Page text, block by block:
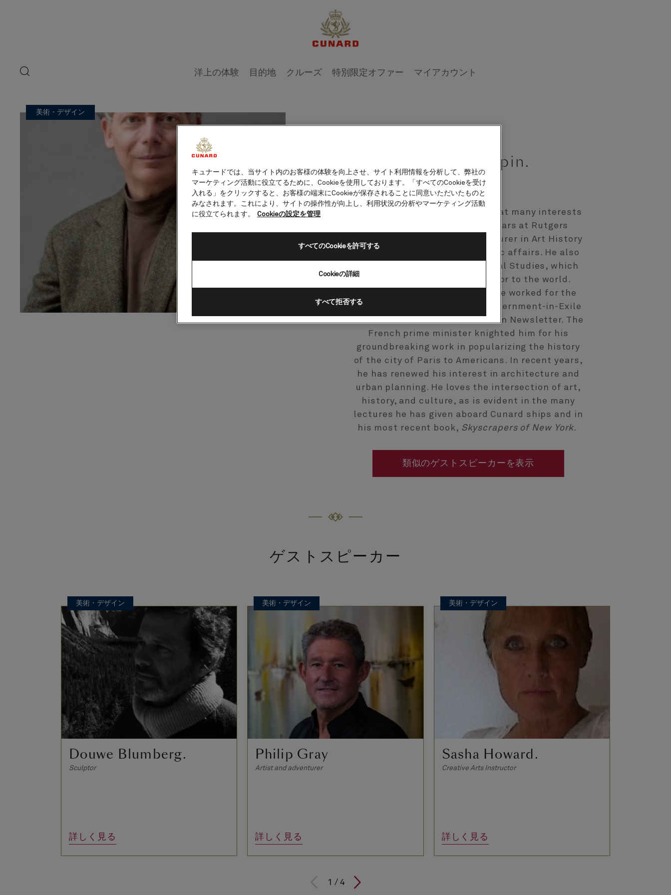
search
button
洋上の体験 目的地 クルーズ 特別限定オファー マイアカウント
美術・デザイン
Dr. Seth Gopin.
Historian
Dr. Seth Gopin is a man of a great many interests
and talents. During his 30 years at Rutgers
University, he was a gifted lecturer in Art History
and a popular dean of academic affairs. He also
served as the Director of Global Studies, which
made him Rutgers’ ambassador to the world.
After his retirement in 2007, he worked for the
Dalai Lama and the Tibetan Government-in-Exile
as editor of their North American Newsletter. The
French prime minister knighted him for his
groundbreaking work in popularizing the history
of the city of Paris to Americans. In recent years,
he has renewed his interest in architecture and
urban planning. He loves the intersection of art,
history, and culture, as is evident in the many
lectures he has given aboard Cunard ships and in
his most recent book, Skyscrapers of New York.
類似のゲストスピーカーを表示
ゲストスピーカー
美術・デザイン
Douwe Blumberg.
Sculptor
詳しく見る
美術・デザイン
Philip Gray
Artist and adventurer
詳しく見る
美術・デザイン
Sasha Howard.
Creative Arts Instructor
詳しく見る
1 / 4
1 / 4
キュナードでは、当サイト内のお客様の体験を向上させ、サイト利用情報を分析して、弊社の
マーケティング活動に役立てるために、Cookieを使用しております。「すべてのCookieを受け
入れる」をクリックすると、お客様の端末にCookieが保存されることに同意いただいたものと
みなされます。これにより、サイトの操作性が向上し、利用状況の分析やマーケティング活動
に役立てられます。
Cookieの設定を管理
Cookieの詳細
すべて拒否する
すべてのCookieを許可する